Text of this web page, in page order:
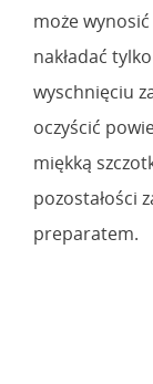
może
nakładać
wyschnięciu
oczyścić
miękką
pozostałości
preparatem.